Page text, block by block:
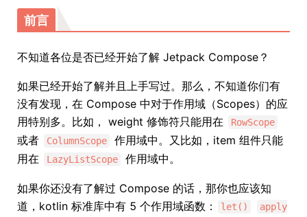
前言
不知道各位是否已经开始了解 Jetpack Compose？
如果已经开始了解并且上手写过。那么，不知道你们有
没有发现，在 Compose 中对于作用域（Scopes）的应
用特别多。比如， weight 修饰符只能用在
RowScope
或者 ColumnScope
作用域中。又比如，item 组件只能
用在
LazyListScope 作用域中。
如果你还没有了解过 Compose 的话，那你也应该知
道，kotlin 标准库中有 5 个作用域函数：
let()
apply